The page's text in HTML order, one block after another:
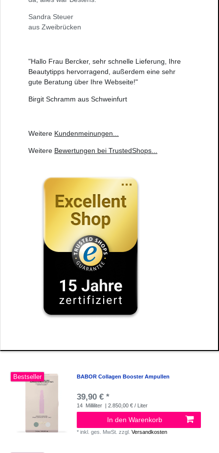
Sandra Steuer
aus Zweibrücken
"Hallo Frau Bercker, sehr schnelle Lieferung, Ihre
Beautytipps hervorragend, außerdem eine sehr
gute Beratung über Ihre Webseite!"
Birgit Schramm aus Schweinfurt
Weitere Kundenmeinungen
Weitere Bewertungen bei TrustedShops
Bestseller BABOR Collagen Booster Ampullen
39,90 € *
14 Milliliter | 2.850,00 € / Liter
In den Warenkorb
*inkl. ges. MwSt. zzgl.Versandkosten